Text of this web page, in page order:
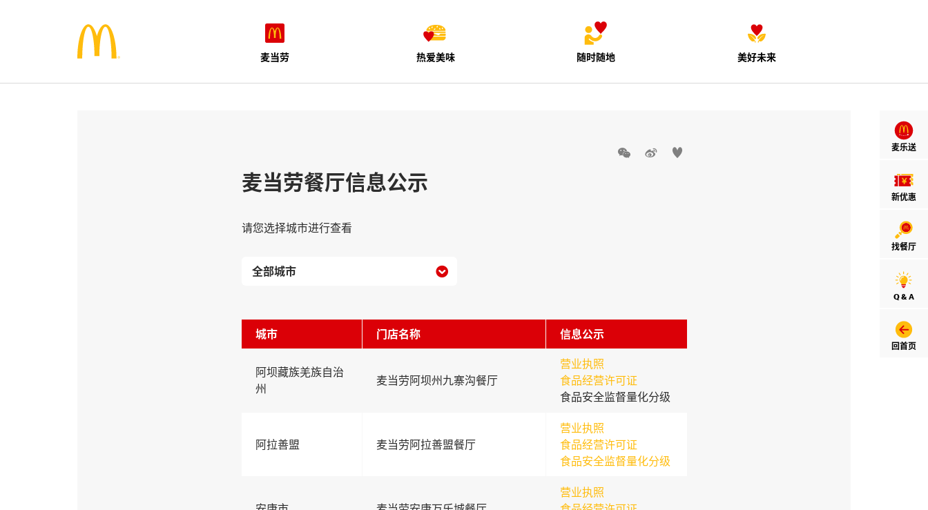
麦当劳 热爱美味 随时随地 美好未来
麦乐送
新优惠
找餐厅
Q & A
回首页
  
麦当劳餐厅信息公示
请您选择城市进行查看

城市 门店名称 信息公示
阿坝藏族羌族自治
州
麦当劳阿坝州九寨沟餐厅
营业执照
食品经营许可证
食品安全监督量化分级
阿拉善盟 麦当劳阿拉善盟餐厅
营业执照
食品经营许可证
食品安全监督量化分级
营业执照